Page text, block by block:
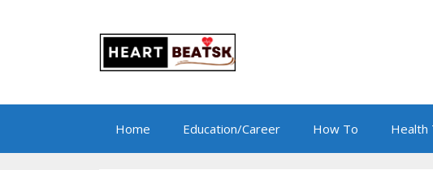
Home Education/Career How To Health